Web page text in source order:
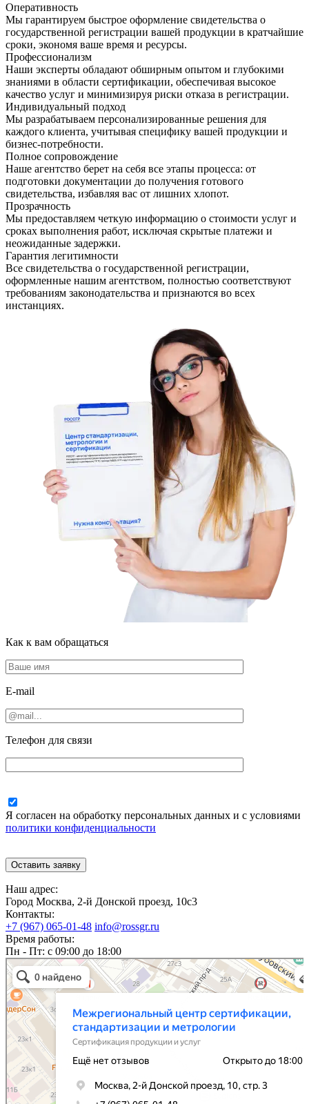
Оперативность
Мы гарантируем быстрое оформление свидетельства о
государственной регистрации вашей продукции в кратчайшие
сроки, экономя ваше время и ресурсы.
Профессионализм
Наши эксперты обладают обширным опытом и глубокими
знаниями в области сертификации, обеспечивая высокое
качество услуг и минимизируя риски отказа в регистрации.
Индивидуальный подход
Мы разрабатываем персонализированные решения для
каждого клиента, учитывая специфику вашей продукции и
бизнес-потребности.
Полное сопровождение
Наше агентство берет на себя все этапы процесса: от
подготовки документации до получения готового
свидетельства, избавляя вас от лишних хлопот.
Прозрачность
Мы предоставляем четкую информацию о стоимости услуг и
сроках выполнения работ, исключая скрытые платежи и
неожиданные задержки.
Гарантия легитимности
Все свидетельства о государственной регистрации,
оформленные нашим агентством, полностью соответствуют
требованиям законодательства и признаются во всех
инстанциях.
Как к вам обращаться
E-mail
Телефон для связи
Я согласен на обработку персональных данных и с условиями
политики конфиденциальности
Наш адрес:
Город Москва, 2-й Донской проезд, 10с3
Контакты:
+7 (967) 065-01-48 info@rossgr.ru
Время работы:
Пн - Пт: с 09:00 до 18:00
Межрегиональный центр сертификации, стандартизации и метрологии
Сертификация продукции и услуг в Москве